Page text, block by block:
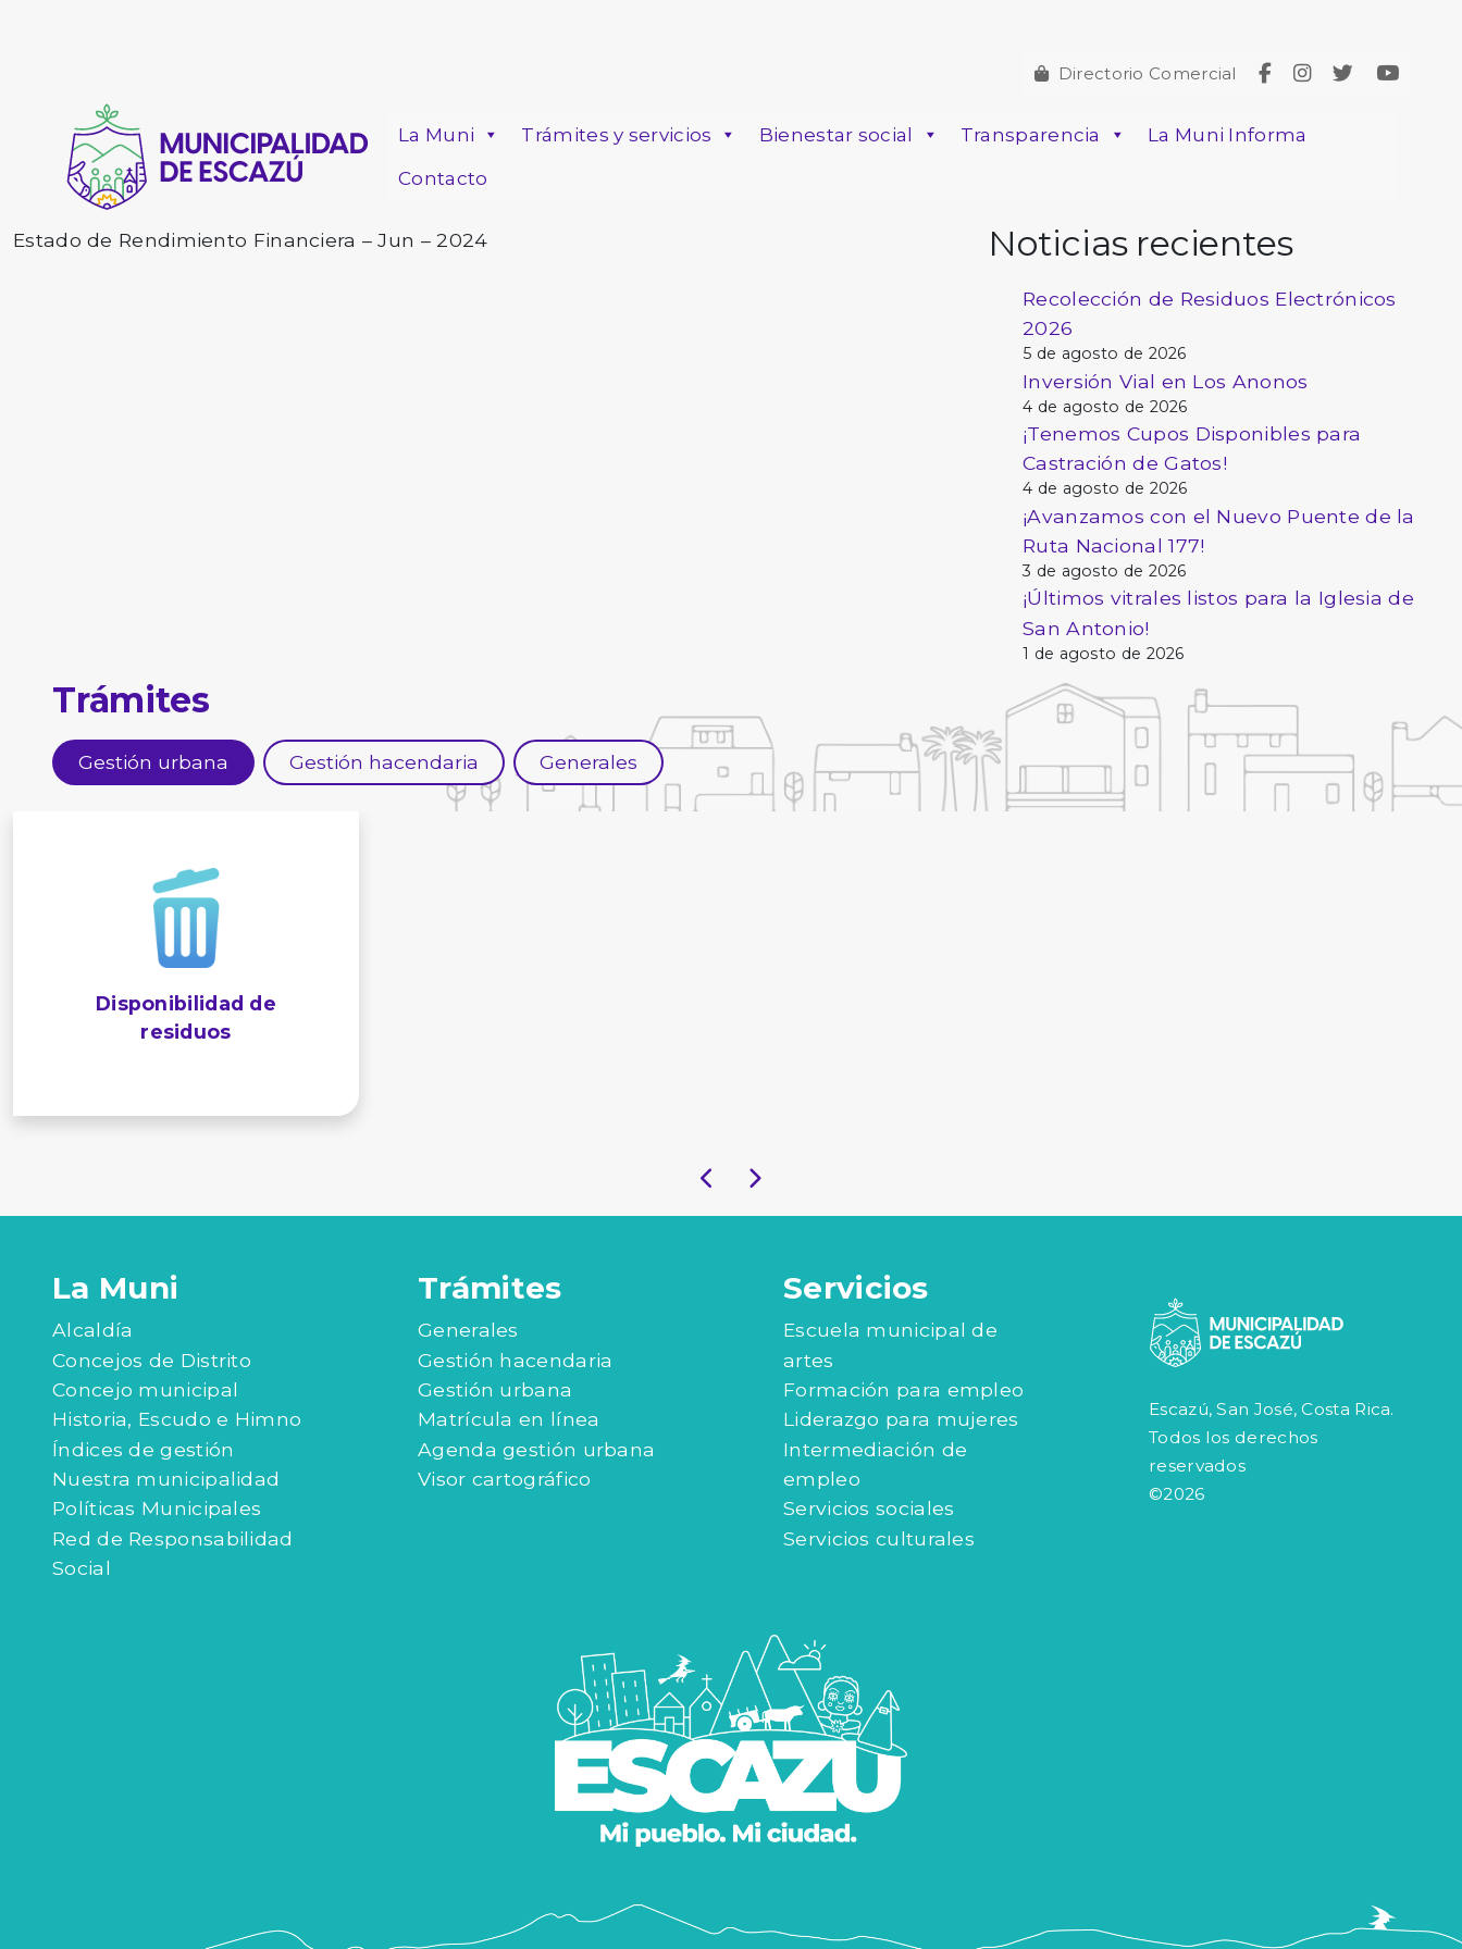
Directorio Comercial
La Muni Trámites y servicios Bienestar social Transparencia
La Muni Informa
Contacto
Estado de Rendimiento Financiera – Jun – 2024 Noticias recientes
Recolección de Residuos Electrónicos
2026
5 de agosto de 2026
Inversión Vial en Los Anonos
4 de agosto de 2026
¡Tenemos Cupos Disponibles para
Castración de Gatos!
4 de agosto de 2026
¡Avanzamos con el Nuevo Puente de la
Ruta Nacional 177!
3 de agosto de 2026
¡Últimos vitrales listos para la Iglesia de
San Antonio!
1 de agosto de 2026
Trámites
Gestión urbana Gestión hacendaria Generales
Disponibilidad de
residuos
La Muni
Alcaldía
Concejos de Distrito
Concejo municipal
Historia, Escudo e Himno
Índices de gestión
Nuestra municipalidad
Políticas Municipales
Red de Responsabilidad
Social
Trámites
Generales
Gestión hacendaria
Gestión urbana
Matrícula en línea
Agenda gestión urbana
Visor cartográfico
Servicios
Escuela municipal de
artes
Formación para empleo
Liderazgo para mujeres
Intermediación de
empleo
Servicios sociales
Servicios culturales
Escazú, San José, Costa Rica.
Todos los derechos
reservados
©2026